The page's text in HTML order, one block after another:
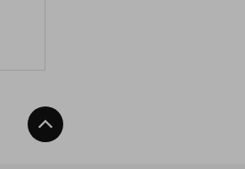
с любими
Нагоре